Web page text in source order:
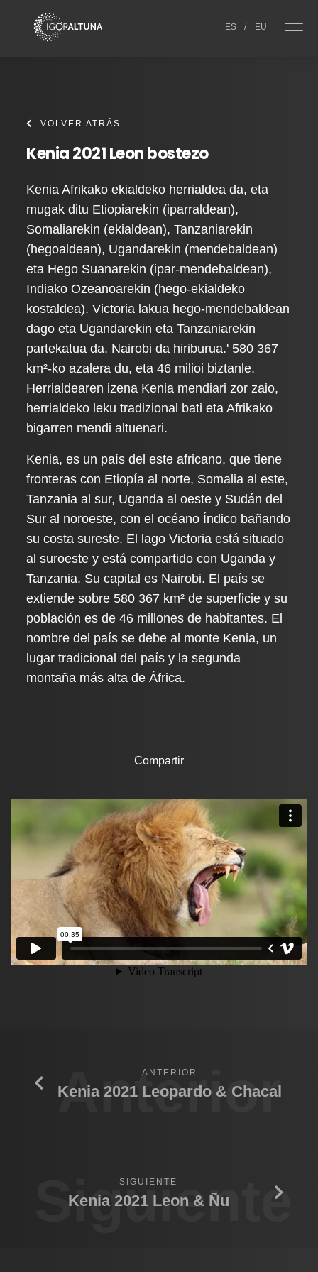
ES / EU
VOLVER ATRÁS
Kenia 2021 Leon bostezo
Kenia Afrikako ekialdeko herrialdea da, eta
mugak ditu Etiopiarekin (iparraldean),
Somaliarekin (ekialdean), Tanzaniarekin
(hegoaldean), Ugandarekin (mendebaldean)
eta Hego Suanarekin (ipar-mendebaldean),
Indiako Ozeanoarekin (hego-ekialdeko
kostaldea). Victoria lakua hego-mendebaldean
dago eta Ugandarekin eta Tanzaniarekin
partekatua da. Nairobi da hiriburua.' 580 367
km²-ko azalera du, eta 46 milioi biztanle.
Herrialdearen izena Kenia mendiari zor zaio,
herrialdeko leku tradizional bati eta Afrikako
bigarren mendi altuenari.
Kenia, es un país del este africano, que tiene
fronteras con Etiopía al norte, Somalia al este,
Tanzania al sur, Uganda al oeste y Sudán del
Sur al noroeste, con el océano Índico bañando
su costa sureste. El lago Victoria está situado
al suroeste y está compartido con Uganda y
Tanzania. Su capital es Nairobi. El país se
extiende sobre 580 367 km² de superficie y su
población es de 46 millones de habitantes. El
nombre del país se debe al monte Kenia, un
lugar tradicional del país y la segunda
montaña más alta de África.
Compartir
Anterior
ANTERIOR
Kenia 2021 Leopardo & Chacal
Siguiente
SIGUIENTE
Kenia 2021 Leon & Ñu